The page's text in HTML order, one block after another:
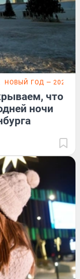
НОВЫЙ ГОД — 2025
что
ночи